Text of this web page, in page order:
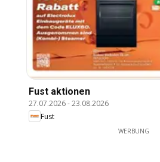
Fust aktionen
27.07.2026-23.08.2026
Fust
WERBUNG